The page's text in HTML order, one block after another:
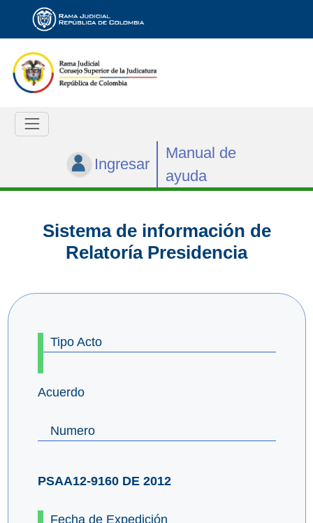
Ingresar
Manual de
ayuda
Sistema de información de
Relatoría Presidencia
Tipo Acto
Acuerdo
Numero
PSAA12-9160 DE 2012
Fecha de Expedición